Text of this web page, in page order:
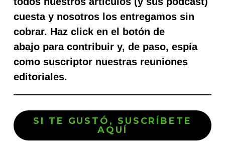
cuesta y nosotros los entregamos sin
cobrar. Haz click en el botón de
abajo para contribuir y, de paso, espía
como suscriptor nuestras reuniones
editoriales.
SI TE GUSTÓ, SUSCRÍBETE
AQUÍ